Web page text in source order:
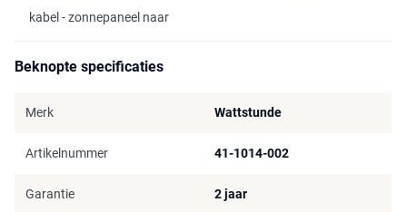
kabel - zonnepaneel naar
Beknopte specificaties
Merk Wattstunde
Artikelnummer 41-1014-002
Garantie 2 jaar